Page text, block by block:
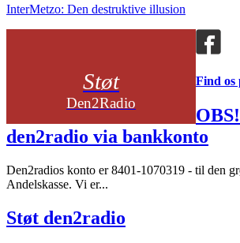
InterMetzo: Den destruktive illusion
Støt
Den2Radio
Find os
den2radio via bankkonto
Den2radios konto er 8401-1070319 - til den
Andelskasse. Vi er...
Støt den2radio